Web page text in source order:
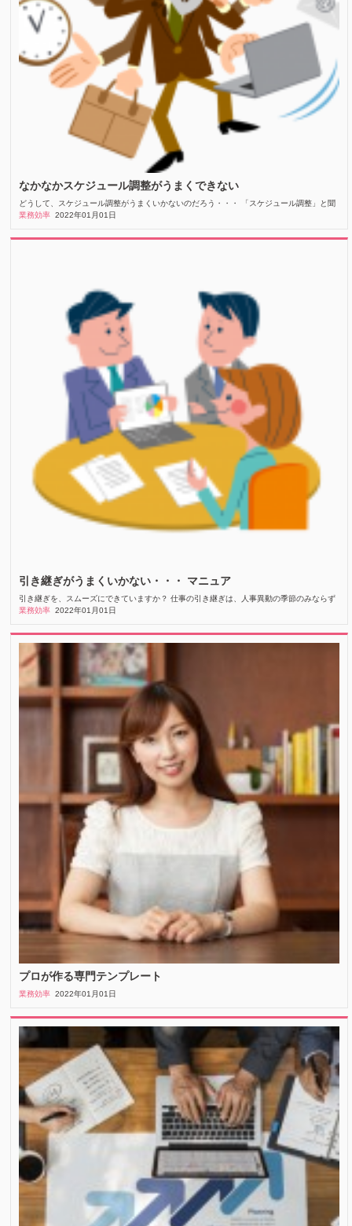
なかなかスケジュール調整がうまくできない
どうして、スケジュール調整がうまくいかないのだろう・・・ 「スケジュール調整」と聞
業務効率 2022年01月01日
引き継ぎがうまくいかない・・・ マニュア
引き継ぎを、スムーズにできていますか？ 仕事の引き継ぎは、人事異動の季節のみならず
業務効率 2022年01月01日
プロが作る専門テンプレート
業務効率 2022年01月01日